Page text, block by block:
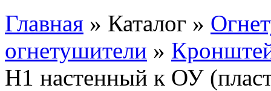
Главная » Каталог »
огнетушители »
Н1 настенный к ОУ